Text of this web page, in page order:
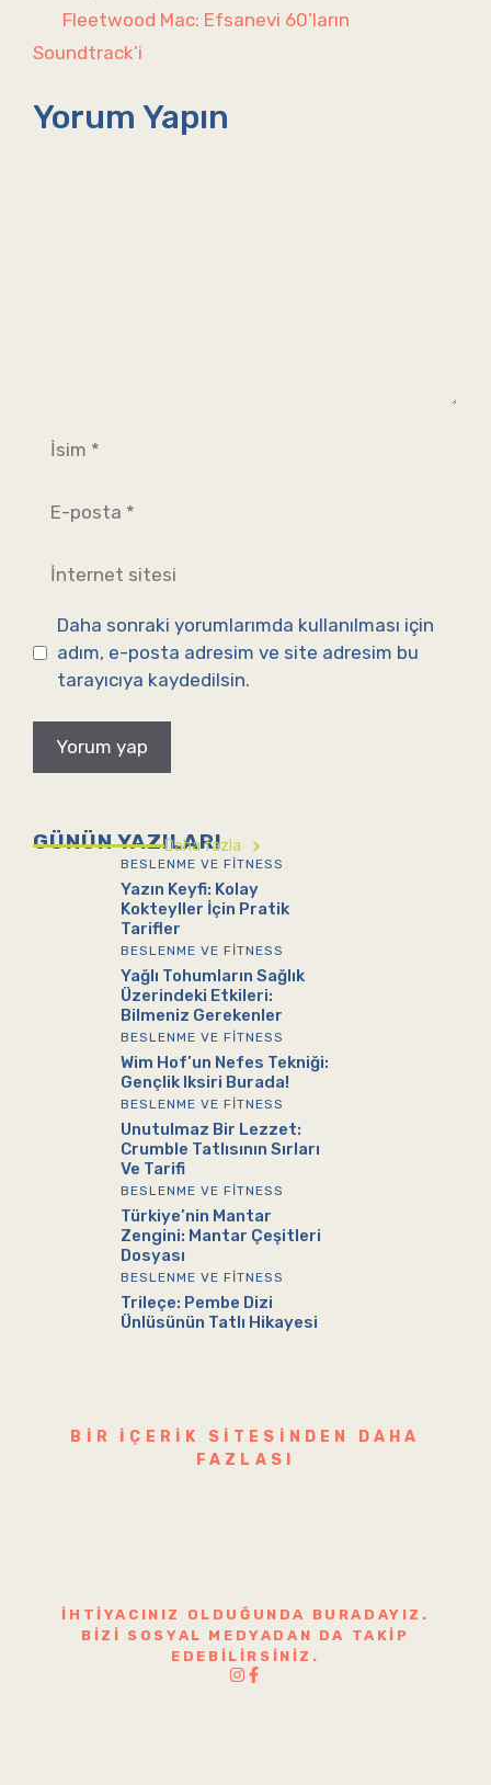
Fleetwood Mac: Efsanevi 60’ların
Soundtrack’i
Yorum Yapın
İsim
posta
İnternet
sitesi
Daha sonraki yorumlarımda kullanılması için
adım, e-posta adresim ve site adresim bu
tarayıcıya kaydedilsin.
GÜNÜN YAZILARI
Daha fazla
BESLENME VE FITNESS
Yazın Keyfi: Kolay
Kokteyller İçin Pratik
Tarifler
BESLENME VE FITNESS
Yağlı Tohumların Sağlık
Üzerindeki Etkileri:
Bilmeniz Gerekenler
BESLENME VE FITNESS
Wim Hof’un Nefes Tekniği:
Gençlik Iksiri Burada!
BESLENME VE FITNESS
Unutulmaz Bir Lezzet:
Crumble Tatlısının Sırları
Ve Tarifi
BESLENME VE FITNESS
Türkiye’nin Mantar
Zengini: Mantar Çeşitleri
Dosyası
BESLENME VE FITNESS
Trileçe: Pembe Dizi
Ünlüsünün Tatlı Hikayesi
BIR IÇERIK SITESINDEN DAHA
FAZLASI
İHTIYACINIZ OLDUĞUNDA BURADAYIZ.
BIZI SOSYAL MEDYADAN DA TAKIP
EDEBILIRSINIZ.